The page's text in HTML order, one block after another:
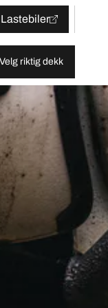
Lastebiler
Velg riktig dekk